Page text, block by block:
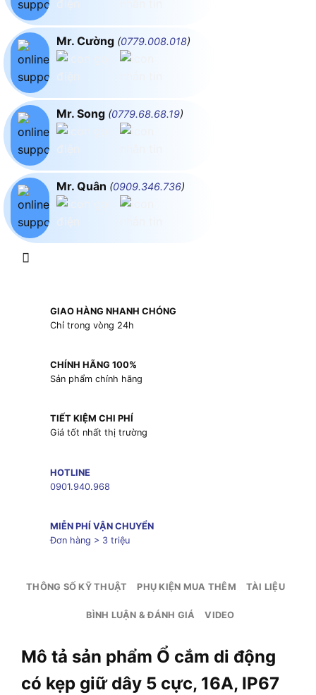
Mr. Cường (0779.008.018)
Mr. Song (0779.68.68.19)
Mr. Quân (0909.346.736)
GIAO HÀNG NHANH CHÓNG
Chỉ trong vòng 24h
CHÍNH HÃNG 100%
Sản phẩm chính hãng
TIẾT KIỆM CHI PHÍ
Giá tốt nhất thị trường
HOTLINE
0901.940.968
MIỄN PHÍ VẬN CHUYỂN
Đơn hàng > 3 triệu
THÔNG SỐ KỸ THUẬT PHỤ KIỆN MUA THÊM TÀI LIỆU
BÌNH LUẬN & ĐÁNH GIÁ VIDEO
Mô tả sản phẩm Ổ cắm di động
có kẹp giữ dây 5 cực, 16A, IP67